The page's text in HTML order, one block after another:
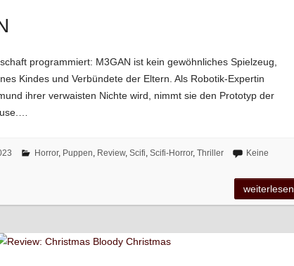
programmiert: M3GAN ist kein gewöhnliches Spielzeug,
Kindes und Verbündete der Eltern. Als Robotik-Expertin
ihrer verwaisten Nichte wird, nimmt sie den Prototyp der
Horror, Puppen, Review, Scifi, Scifi-Horror, Thriller
Keine
weiterlesen